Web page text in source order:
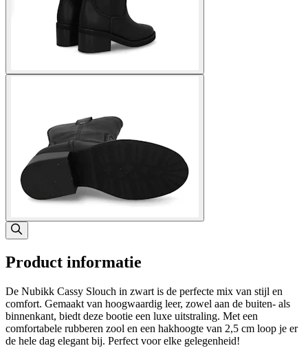
Product informatie
De Nubikk Cassy Slouch in zwart is de perfecte mix van stijl en
comfort. Gemaakt van hoogwaardig leer, zowel aan de buiten- als
binnenkant, biedt deze bootie een luxe uitstraling. Met een
comfortabele rubberen zool en een hakhoogte van 2,5 cm loop je er
de hele dag elegant bij. Perfect voor elke gelegenheid!